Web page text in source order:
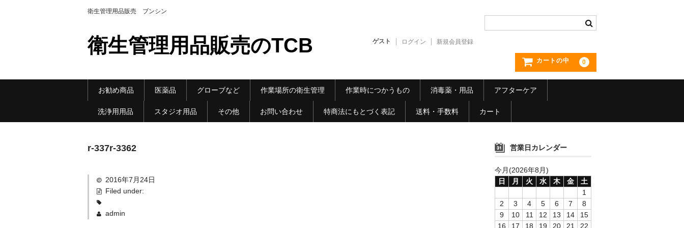
衛生管理用品販売 ブンシン
衛生管理用品販売のTCB ゲスト ログイン 新規会員登録
カートの中 0
お勧め商品 医薬品 グローブなど 作業場所の衛生管理 作業時につかうもの 消毒薬・用品 アフターケア
洗浄用用品 スタジオ用品 その他 お問い合わせ 特商法にもとづく表記 送料・手数料 カート
r-337r-3362
2016年7月24日
Filed under:
admin
営業日カレンダー
今月(2026年8月)
日
月 火 水 木 金
土
1
2
3 4 5 6 7
8
9
10 11 12 13 14
15
16
17 18 19 20 21
22